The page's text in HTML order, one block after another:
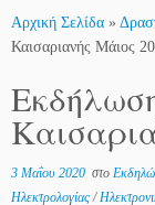
Αρχική Σελίδα »
Καισαριανής Μάιος
3 Μαΐου 2020 στο
Ηλεκτρολογίας/